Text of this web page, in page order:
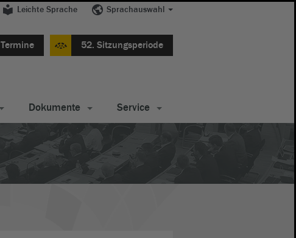
Leichte Sprache Sprachauswahl
Termine 52. Sitzungsperiode
Dokumente Service